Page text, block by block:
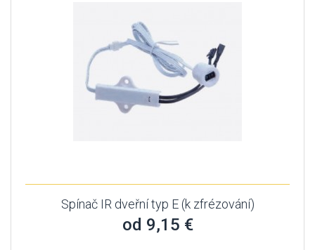
Spínač IR dveřní typ E (k zfrézování)
od 9,15 €